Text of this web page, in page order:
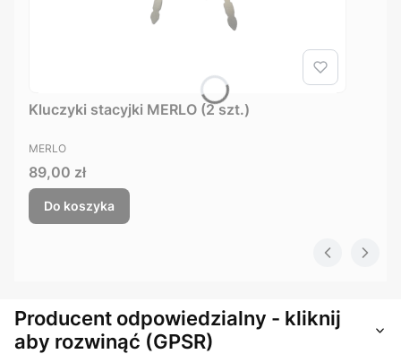
Kluczyki stacyjki MERLO (2 szt.)
PRODUCENT
MERLO
Cena
89,00 zł
Do koszyka
Producent odpowiedzialny - kliknij
aby rozwinąć (GPSR)